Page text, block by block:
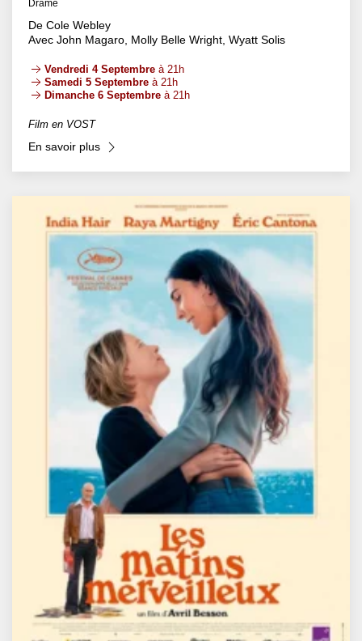
Drame
De Cole Webley
Avec John Magaro, Molly Belle Wright, Wyatt Solis
Vendredi 4 Septembre à 21h
Samedi 5 Septembre à 21h
Dimanche 6 Septembre à 21h
Film en VOST
En savoir plus